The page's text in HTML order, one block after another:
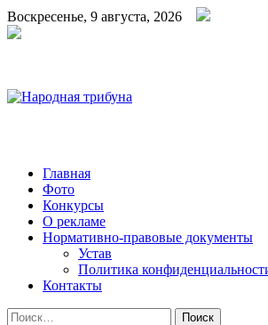
Воскресенье, 9 августа, 2026
Народная трибуна
Калининская районная газета
Главная
Фото
Конкурсы
О рекламе
Нормативно-правовые документы
Устав
Политика
Контакты
Найти: